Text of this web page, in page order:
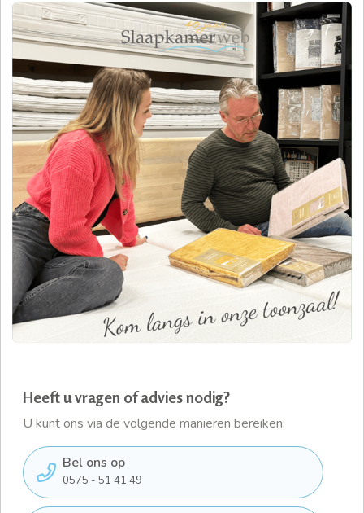
Heeft u vragen of advies nodig?
U kunt ons via de volgende manieren bereiken:
Bel ons op
0575 - 51 41 49